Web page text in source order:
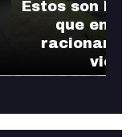
Estos son
que